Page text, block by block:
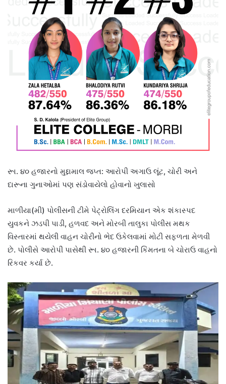
રૂા. ૪૦ હજારનો મુદ્દામાલ જપ્ત: આરોપી અગાઉ લૂંટ, ચોરી અને
દારૂના ગુનાઓમાં પણ સંડોવાયેલો હોવાનો ખુલાસો
માળીયા(મી) પોલીસની ટીમે પેટ્રોલિંગ દરમિયાન એક શંકાસ્પદ
યુવકને ઝડપી પાડી, હળવદ અને મોરબી તાલુકા પોલીસ મથક
વિસ્તારમાં થયેલી વાહન ચોરીનો ભેદ ઉકેલવામાં મોટી સફળતા મેળવી
છે. પોલીસે આરોપી પાસેથી રૂા. ૪૦ હજારની કિંમતના બે ચોરાઉ વાહનો
રિકવર કર્યા છે.